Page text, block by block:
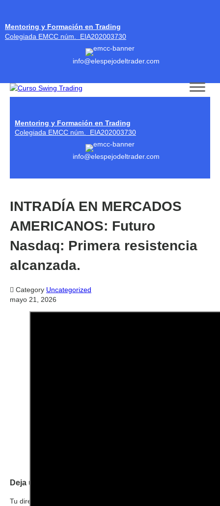
Mentoring y Formación en Trading
Colegiada EMCC núm. EIA202003730
info@elespejodeltrader.com
Mentoring y Formación en Trading
Colegiada EMCC núm. EIA202003730
info@elespejodeltrader.com
INTRADÍA EN MERCADOS
AMERICANOS: Futuro
Nasdaq: Primera resistencia
alcanzada.
 Category Uncategorized
mayo 21, 2026
Deja una respuesta
Tu dirección de correo electrónico no será publicada.